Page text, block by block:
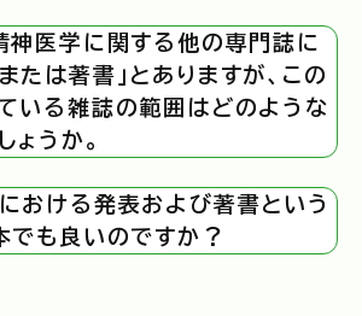
神医学に関する他の専門誌に
たは著書」とありますが、この
いる雑誌の範囲はどのような
ょうか。
おける発表および著書という
でも良いのですか？